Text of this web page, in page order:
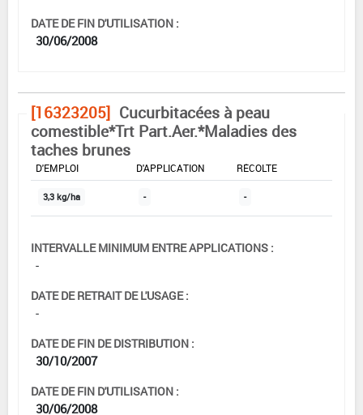
DATE DE FIN D'UTILISATION :
30/06/2008
[16323205] Cucurbitacées à peau
comestible*Trt Part.Aer.*Maladies des
taches brunes
DOSE MAX
D'EMPLOI
D'APPLICATION
RÉCOLTE
3,3 kg/ha - -
INTERVALLE MINIMUM ENTRE APPLICATIONS :
-
DATE DE RETRAIT DE L'USAGE :
-
DATE DE FIN DE DISTRIBUTION :
30/10/2007
DATE DE FIN D'UTILISATION :
30/06/2008